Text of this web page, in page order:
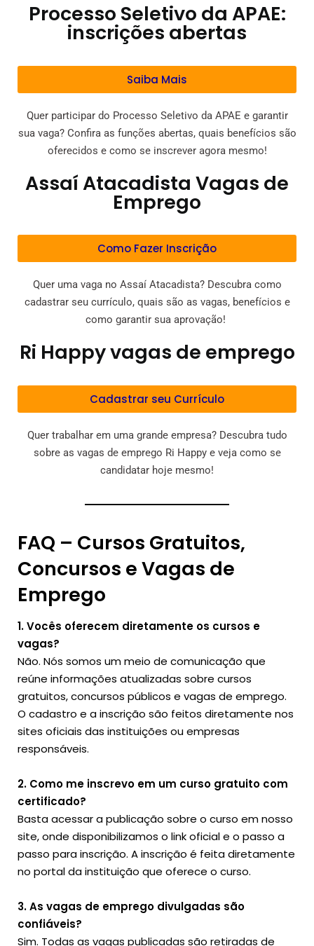
Processo Seletivo da APAE:
inscrições abertas
Saiba Mais
Quer participar do Processo Seletivo da APAE e garantir
sua vaga? Confira as funções abertas, quais benefícios são
oferecidos e como se inscrever agora mesmo!
Assaí Atacadista Vagas de
Emprego
Como Fazer Inscrição
Quer uma vaga no Assaí Atacadista? Descubra como
cadastrar seu currículo, quais são as vagas, benefícios e
como garantir sua aprovação!
Ri Happy vagas de emprego
Cadastrar seu Currículo
Quer trabalhar em uma grande empresa? Descubra tudo
sobre as vagas de emprego Ri Happy e veja como se
candidatar hoje mesmo!
FAQ – Cursos Gratuitos,
Concursos e Vagas de
Emprego
1. Vocês oferecem diretamente os cursos e
vagas?
Não. Nós somos um meio de comunicação que
reúne informações atualizadas sobre cursos
gratuitos, concursos públicos e vagas de emprego.
O cadastro e a inscrição são feitos diretamente nos
sites oficiais das instituições ou empresas
responsáveis.
2. Como me inscrevo em um curso gratuito com
certificado?
Basta acessar a publicação sobre o curso em nosso
site, onde disponibilizamos o link oficial e o passo a
passo para inscrição. A inscrição é feita diretamente
no portal da instituição que oferece o curso.
3. As vagas de emprego divulgadas são
confiáveis?
Sim. Todas as vagas publicadas são retiradas de